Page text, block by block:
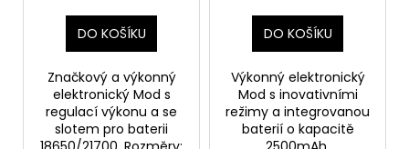
DO KOŠÍKU
Značkový a výkonný
elektronický Mod s
regulací výkonu a se
slotem pro baterii
DO KOŠÍKU
Výkonný elektronický
Mod s inovativními
režimy a integrovanou
baterií o kapacitě